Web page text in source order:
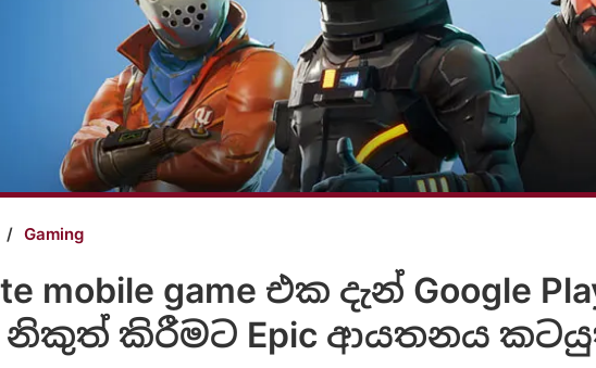
/ Gaming
mobile game එක දැන් Google
නිකුත් කිරීමට Epic ආයතනය